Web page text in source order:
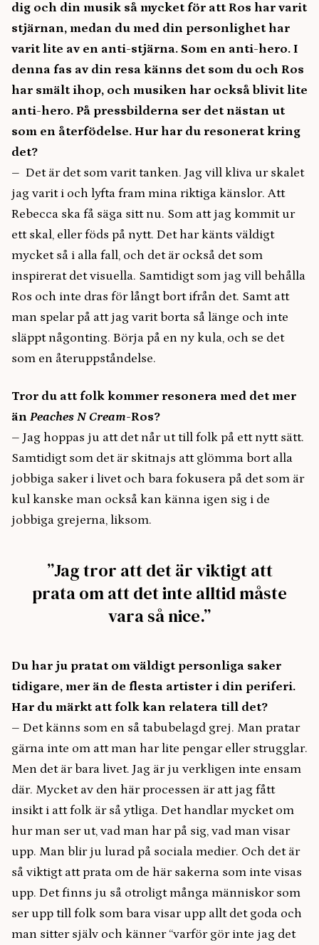
dig och din musik så mycket för att Ros har varit
stjärnan, medan du med din personlighet har
varit lite av en anti-stjärna. Som en anti-hero. I
denna fas av din resa känns det som du och Ros
har smält ihop, och musiken har också blivit lite
anti-hero. På pressbilderna ser det nästan ut
som en återfödelse. Hur har du resonerat kring
det?
– Det är det som varit tanken. Jag vill kliva ur skalet
jag varit i och lyfta fram mina riktiga känslor. Att
Rebecca ska få säga sitt nu. Som att jag kommit ur
ett skal, eller föds på nytt. Det har känts väldigt
mycket så i alla fall, och det är också det som
inspirerat det visuella. Samtidigt som jag vill behålla
Ros och inte dras för långt bort ifrån det. Samt att
man spelar på att jag varit borta så länge och inte
släppt någonting. Börja på en ny kula, och se det
som en återuppståndelse.
Tror du att folk kommer resonera med det mer
än Peaches N Cream-Ros?
– Jag hoppas ju att det når ut till folk på ett nytt sätt.
Samtidigt som det är skitnajs att glömma bort alla
jobbiga saker i livet och bara fokusera på det som är
kul kanske man också kan känna igen sig i de
jobbiga grejerna, liksom.
”Jag tror att det är viktigt att
prata om att det inte alltid måste
vara så nice.”
Du har ju pratat om väldigt personliga saker
tidigare, mer än de flesta artister i din periferi.
Har du märkt att folk kan relatera till det?
– Det känns som en så tabubelagd grej. Man pratar
gärna inte om att man har lite pengar eller strugglar.
Men det är bara livet. Jag är ju verkligen inte ensam
där. Mycket av den här processen är att jag fått
insikt i att folk är så ytliga. Det handlar mycket om
hur man ser ut, vad man har på sig, vad man visar
upp. Man blir ju lurad på sociala medier. Och det är
så viktigt att prata om de här sakerna som inte visas
upp. Det finns ju så otroligt många människor som
ser upp till folk som bara visar upp allt det goda och
man sitter själv och känner “varför gör inte jag det